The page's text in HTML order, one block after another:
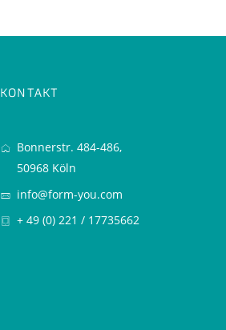
KONTAKT
Bonnerstr. 484-486,
50968 Köln
info@form-you.com
+ 49 (0) 221 / 17735662